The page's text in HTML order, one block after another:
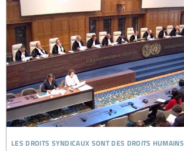
les droits syndicaux sont des droits humains